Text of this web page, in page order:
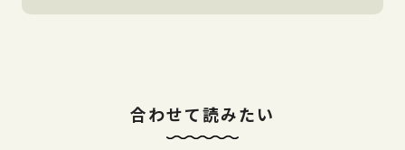
合わせて読みたい